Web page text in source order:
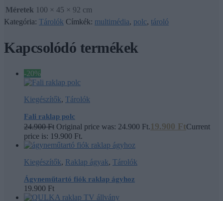
Méretek 100 × 45 × 92 cm
Kategória: Tárolók Címkék: multimédia, polc, tároló
Kapcsolódó termékek
-20%
Kiegészítők, Tárolók
Fali raklap polc
24.900Ft Original price was: 24.900 Ft.19.900 FtCurrent
price is: 19.900 Ft.
Kiegészítők, Raklap ágyak, Tárolók
Ágyneműtartó fiók raklap ágyhoz
19.900 Ft